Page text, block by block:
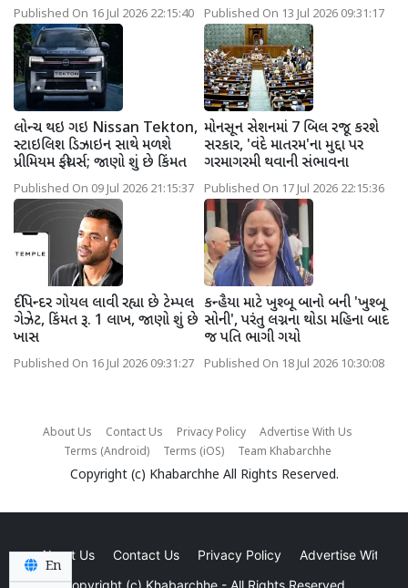
Published On 16 Jul 2026 22:15:40 Published On 13 Jul 2026 09:31:17
લોન્ચ થઇ ગઇ Nissan Tekton,
સ્ટાઇલિશ ડિઝાઇન સાથે મળશે
પ્રીમિયમ ફીચર્સ; જાણો શું છે કિંમત
Published On 09 Jul 2026 21:15:37
મોનસૂન સેશનમાં 7 બિલ રજૂ કરશે
સરકાર, 'વંદે માતરમ'ના મુદ્દા પર
ગરમાગરમી થવાની સંભાવના
Published On 17 Jul 2026 22:15:36
દીપિન્દર ગોયલ લાવી રહ્યા છે ટેમ્પલ
ગેઝેટ, કિંમત રૂ. 1 લાખ, જાણો શું છે
ખાસ
Published On 16 Jul 2026 09:31:27
કન્હૈયા માટે ખુશ્બૂ બાનો બની 'ખુશ્બૂ
સોની', પરંતુ લગ્નના થોડા મહિના બાદ
જ પતિ ભાગી ગયો
Published On 18 Jul 2026 10:30:08
About Us Contact Us Privacy Policy
Advertise With Us
Terms (Android)
Terms (iOS) Team Khabarchhe
Copyright (c) Khabarchhe All Rights Reserved.
About Us Contact Us Privacy Policy
Advertise With Us
En